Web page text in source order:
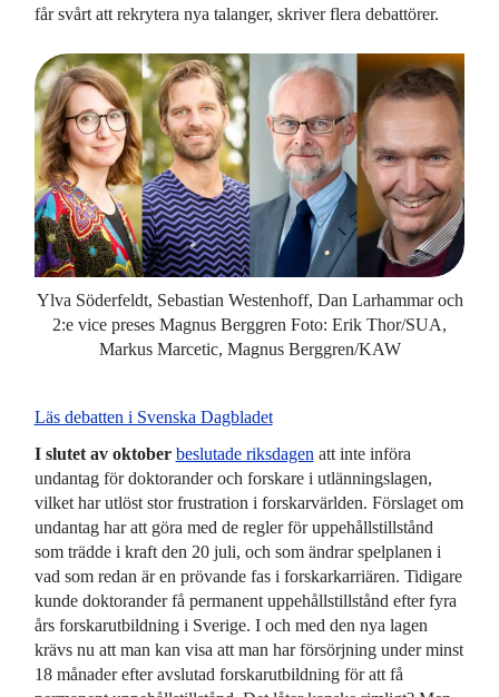
får svårt att rekrytera nya talanger, skriver flera debattörer.
Ylva Söderfeldt, Sebastian Westenhoff, Dan Larhammar och
2:e vice preses Magnus Berggren Foto: Erik Thor/SUA,
Markus Marcetic, Magnus Berggren/KAW
Läs debatten i Svenska Dagbladet
I slutet av oktober beslutade riksdagen att inte införa
undantag för doktorander och forskare i utlännings­lagen,
vilket har utlöst stor frustration i forskar­världen. Förslaget om
undantag har att göra med de regler för uppehålls­tillstånd
som trädde i kraft den 20 juli, och som ändrar spelplanen i
vad som redan är en prövande fas i forskar­karriären. Tidigare
kunde doktorander få permanent uppehålls­tillstånd efter fyra
års forskar­utbildning i Sverige. I och med den nya lagen
krävs nu att man kan visa att man har försörjning under minst
18 månader efter avslutad forskar­utbildning för att få